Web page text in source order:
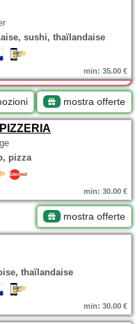
sushi, thaïlandaise
min: 35.00 €
mostra offerte
pizza
min: 30.00 €
mostra offerte
thaïlandaise
min: 30.00 €